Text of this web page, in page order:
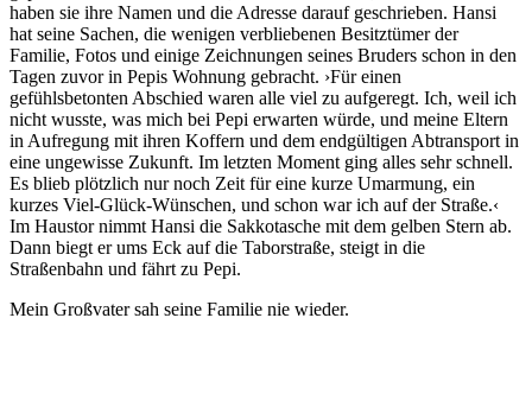
haben sie ihre Namen und die Adresse darauf geschrieben. Hansi
hat seine Sachen, die wenigen verbliebenen Besitztümer der
Familie, Fotos und einige Zeichnungen seines Bruders schon in den
Tagen zuvor in Pepis Wohnung gebracht. ›Für einen
gefühlsbetonten Abschied waren alle viel zu aufgeregt. Ich, weil ich
nicht wusste, was mich bei Pepi erwarten würde, und meine Eltern
in Aufregung mit ihren Koffern und dem endgültigen Abtransport in
eine ungewisse Zukunft. Im letzten Moment ging alles sehr schnell.
Es blieb plötzlich nur noch Zeit für eine kurze Umarmung, ein
kurzes Viel-Glück-Wünschen, und schon war ich auf der Straße.‹
Im Haustor nimmt Hansi die Sakkotasche mit dem gelben Stern ab.
Dann biegt er ums Eck auf die Taborstraße, steigt in die
Straßenbahn und fährt zu Pepi.
Mein Großvater sah seine Familie nie wieder.